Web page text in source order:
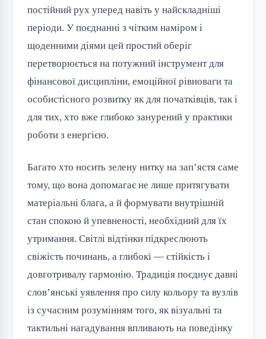
постійний рух уперед навіть у найскладніші
періоди. У поєднанні з чітким наміром і
щоденними діями цей простий оберіг
перетворюється на потужний інструмент для
фінансової дисципліни, емоційної рівноваги та
особистісного розвитку як для початківців, так і
для тих, хто вже глибоко занурений у практики
роботи з енергією.
Багато хто носить зелену нитку на зап’ястя саме
тому, що вона допомагає не лише притягувати
матеріальні блага, а й формувати внутрішній
стан спокою й упевненості, необхідний для їх
утримання. Світлі відтінки підкреслюють
свіжість починань, а глибокі — стійкість і
довготривалу гармонію. Традиція поєднує давні
слов’янські уявлення про силу кольору та вузлів
із сучасним розумінням того, як візуальні та
тактильні нагадування впливають на поведінку